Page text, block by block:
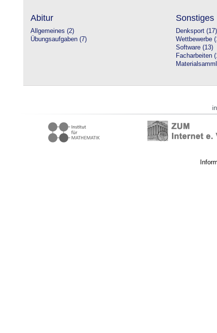
Abitur
Allgemeines (2)
Übungsaufgaben (7)
Sonstiges
Denksport (17)
Wettbewerbe
Software (13)
Facharbeiten